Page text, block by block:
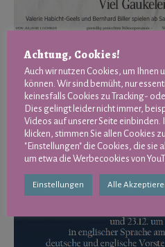
Achtung, Cookies!
Auch wir nutzen Cookies, um Ihnen
können. Wir sind bemüht, nur
keinesfalls Cookies zu Tracking-
Dies gelingt leider nicht immer,
Videos auf unserer Seite einbinden.
klicken, stimmen Sie allen Cookies
"Einstellungen" die Cookies, die sie
um etwa die Werbecookies von
Einstellungen Alle